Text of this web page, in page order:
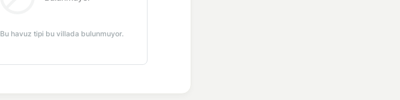
Bu havuz tipi bu villada bulunmuyor.